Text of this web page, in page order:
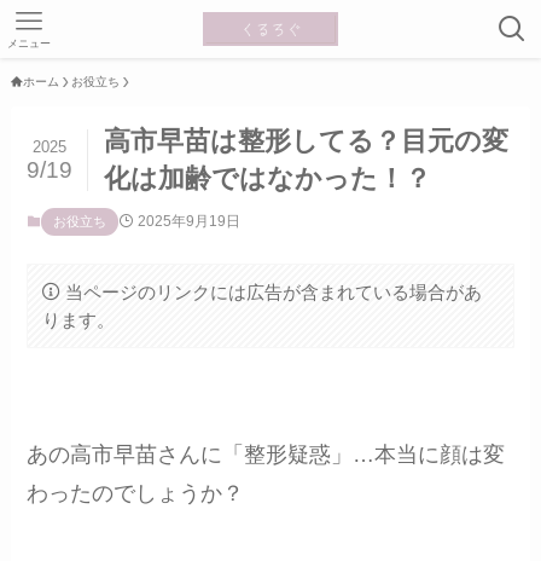
メニュー
ホーム お役立ち
高市早苗は整形してる？目元の変
化は加齢ではなかった！？
2025
9/19
お役立ち 2025年9月19日
当ページのリンクには広告が含まれている場合があ
ります。
あの高市早苗さんに「整形疑惑」…本当に顔は変
わったのでしょうか？